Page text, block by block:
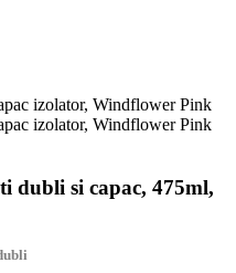
dubli si capac, 475ml,